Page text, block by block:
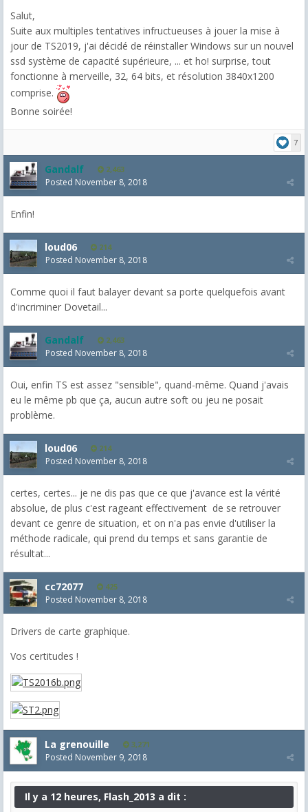
Salut,
Suite aux multiples tentatives infructueuses à jouer la mise à
jour de TS2019, j'ai décidé de réinstaller Windows sur un nouvel
ssd système de capacité supérieure, ... et ho! surprise, tout
fonctionne à merveille, 32, 64 bits, et résolution 3840x1200
comprise.
Bonne soirée!
7
Gandalf 2,463
Posted November 8, 2018
Enfin!
loud06 214
Posted November 8, 2018
Comme quoi il faut balayer devant sa porte quelquefois avant
d'incriminer Dovetail...
Gandalf 2,463
Posted November 8, 2018
Oui, enfin TS est assez "sensible", quand-même. Quand j'avais
eu le même pb que ça, aucun autre soft ou jeu ne posait
problème.
loud06 214
Posted November 8, 2018
certes, certes... je ne dis pas que ce que j'avance est la vérité
absolue, de plus c'est rageant effectivement de se retrouver
devant ce genre de situation, et on n'a pas envie d'utiliser la
méthode radicale, qui prend du temps et sans garantie de
résultat...
cc72077 425
Posted November 8, 2018
Drivers de carte graphique.
Vos certitudes !
La grenouille 3,271
Posted November 9, 2018
Il y a 12 heures, Flash_2013 a dit :